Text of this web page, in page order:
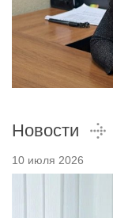
Новости
10 июля 2026